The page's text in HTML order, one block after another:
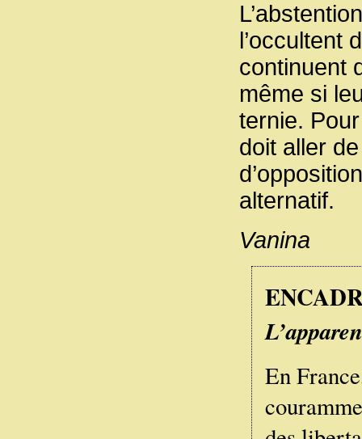
l’occultent
continuent
même si
ternie.
doit aller
alternatif.
Vanina
En